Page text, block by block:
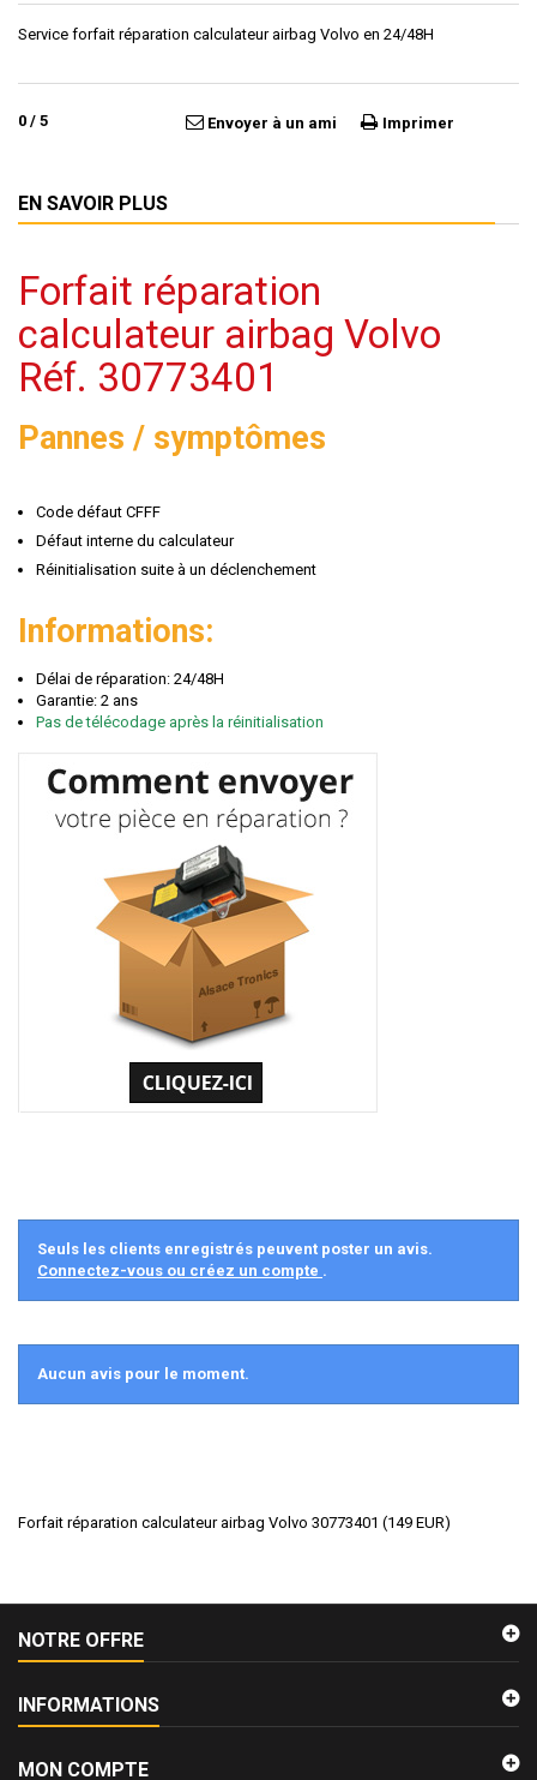
Service forfait réparation calculateur airbag Volvo en 24/48H
0 / 5 Envoyer à un ami Imprimer
EN SAVOIR PLUS
Forfait réparation
calculateur airbag Volvo
Réf. 30773401
Pannes / symptômes
Code défaut CFFF
Défaut interne du calculateur
Réinitialisation suite à un déclenchement
Informations:
Délai de réparation: 24/48H
Garantie: 2 ans
Pas de télécodage après la réinitialisation
Seuls les clients enregistrés peuvent poster un avis.
Connectez-vous ou créez un compte .
Aucun avis pour le moment.
Forfait réparation calculateur airbag Volvo 30773401 (149 EUR)
NOTRE OFFRE
INFORMATIONS
MON COMPTE